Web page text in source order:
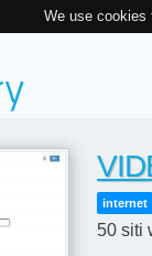
We use cookies
internet
50 siti